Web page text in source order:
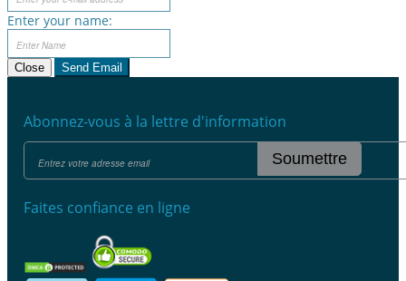
Enter your name:
Close Send Email
Abonnez-vous à la lettre d'information
Soumettre
Faites confiance en ligne